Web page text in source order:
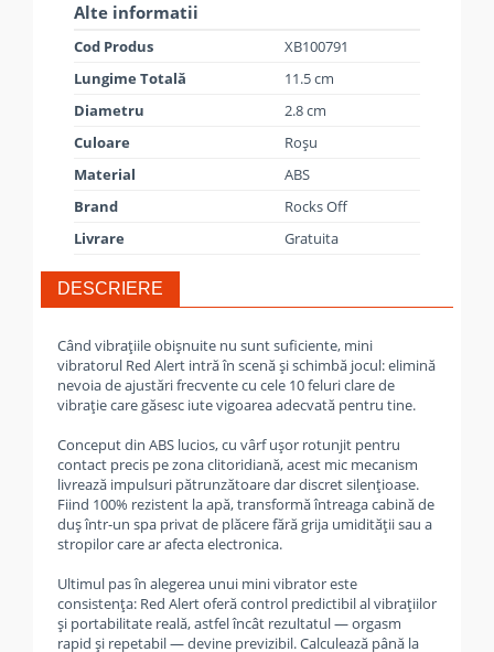
Alte informatii
Cod Produs
XB100791
Lungime Totală
11.5 cm
Diametru
2.8 cm
Culoare
Roșu
Material
ABS
Brand
Rocks Off
Livrare
Gratuita
DESCRIERE
Când vibrațiile obișnuite nu sunt suficiente, mini
vibratorul Red Alert intră în scenă și schimbă jocul: elimină
nevoia de ajustări frecvente cu cele 10 feluri clare de
vibrație care găsesc iute vigoarea adecvată pentru tine.
Conceput din ABS lucios, cu vârf ușor rotunjit pentru
contact precis pe zona clitoridiană, acest mic mecanism
livrează impulsuri pătrunzătoare dar discret silențioase.
Fiind 100% rezistent la apă, transformă întreaga cabină de
duș într-un spa privat de plăcere fără grija umidității sau a
stropilor care ar afecta electronica.
Ultimul pas în alegerea unui mini vibrator este
consistența: Red Alert oferă control predictibil al vibrațiilor
și portabilitate reală, astfel încât rezultatul — orgasm
rapid și repetabil — devine previzibil. Calculează până la